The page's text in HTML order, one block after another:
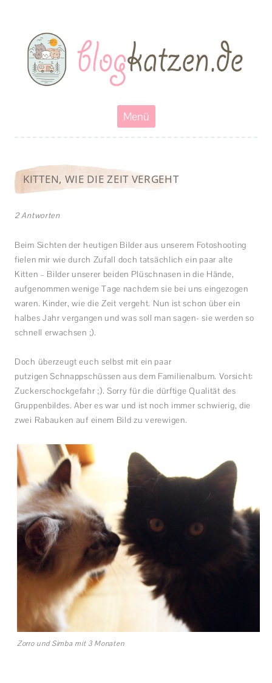
Blogkatzen
Menü
Inhalt
springen
KITTEN, WIE DIE ZEIT VERGEHT
2 Antworten
Beim Sichten der heutigen Bilder aus unserem Fotoshooting
fielen mir wie durch Zufall doch tatsächlich ein paar alte
Kitten – Bilder unserer beiden Plüschnasen in die Hände,
aufgenommen wenige Tage nachdem sie bei uns eingezogen
waren. Kinder, wie die Zeit vergeht. Nun ist schon über ein
halbes Jahr vergangen und was soll man sagen- sie werden so
schnell erwachsen ;).
Doch überzeugt euch selbst mit ein paar
putzigen Schnappschüssen aus dem Familienalbum. Vorsicht:
Zuckerschockgefahr ;). Sorry für die dürftige Qualität des
Gruppenbildes. Aber es war und ist noch immer schwierig, die
zwei Rabauken auf einem Bild zu verewigen.
Zorro und Simba mit 3 Monaten